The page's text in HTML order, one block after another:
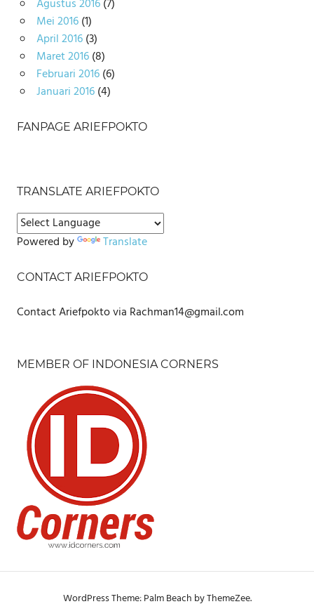
Agustus 2016(7)
Mei 2016(1)
April 2016(3)
Maret 2016(8)
Februari 2016(6)
Januari 2016(4)
FANPAGE ARIEFPOKTO
TRANSLATE ARIEFPOKTO
Powered by Translate
CONTACT ARIEFPOKTO
Contact Ariefpokto via Rachman14@gmail.com
MEMBER OF INDONESIA CORNERS
WordPress Theme: Palm Beach by ThemeZee.